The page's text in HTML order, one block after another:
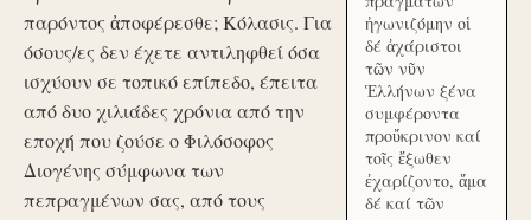
παρόντος ἀποφέρεσθε; Κόλασις. Για
όσους/ες δεν έχετε αντιληφθεί όσα
ισχύουν σε τοπικό επίπεδο, έπειτα
από δυο χιλιάδες χρόνια από την
εποχή που ζούσε ο Φιλόσοφος
Διογένης σύμφωνα των
πεπραγμένων σας, από τους
ἠγωνιζόμην οἱ
δέ ἀχάριστοι
τῶν νῦν
Ἑλλήνων ξένα
συμφέροντα
προὔκρινον καί
τοῖς ἔξωθεν
ἐχαρίζοντο, ἅμα
δέ καί τῶν